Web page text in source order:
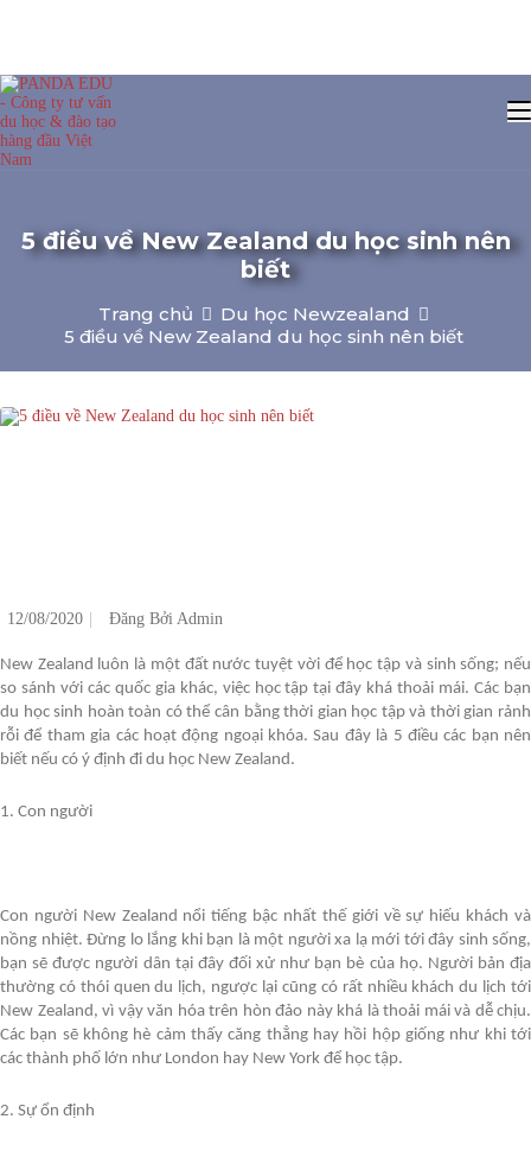
5 điều về New Zealand du học sinh nên
biết
Trang chủ
Du học Newzealand
5 điều về New Zealand du học sinh nên biết
12/08/2020 Đăng Bởi Admin
New Zealand luôn là một đất nước tuyệt vời để học tập và sinh sống; nếu
so sánh với các quốc gia khác, việc học tập tại đây khá thoải mái. Các bạn
du học sinh hoàn toàn có thể cân bằng thời gian học tập và thời gian rảnh
rỗi để tham gia các hoạt động ngoại khóa. Sau đây là 5 điều các bạn nên
biết nếu có ý định đi du học New Zealand.
1. Con người
Con người New Zealand nổi tiếng bậc nhất thế giới về sự hiếu khách và
nồng nhiệt. Đừng lo lắng khi bạn là một người xa lạ mới tới đây sinh sống,
bạn sẽ được người dân tại đây đối xử như bạn bè của họ. Người bản địa
thường có thói quen du lịch, ngược lại cũng có rất nhiều khách du lịch tới
New Zealand, vì vậy văn hóa trên hòn đảo này khá là thoải mái và dễ chịu.
Các bạn sẽ không hè cảm thấy căng thẳng hay hồi hộp giống như khi tới
các thành phố lớn như London hay New York để học tập.
2. Sự ổn định